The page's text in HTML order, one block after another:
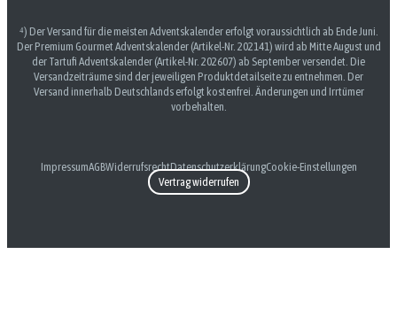
⁴) Der Versand für die meisten Adventskalender erfolgt voraussichtlich ab Ende Juni.
Der Premium Gourmet Adventskalender (Artikel-Nr. 202141) wird ab Mitte August und
der Tartufi Adventskalender (Artikel-Nr. 202607) ab September versendet. Die
Versandzeiträume sind der jeweiligen Produktdetailseite zu entnehmen. Der
Versand innerhalb Deutschlands erfolgt kostenfrei. Änderungen und Irrtümer
vorbehalten.
ImpressumAGBWiderrufsrechtDatenschutzerklärungCookie-Einstellungen
Vertrag widerrufen